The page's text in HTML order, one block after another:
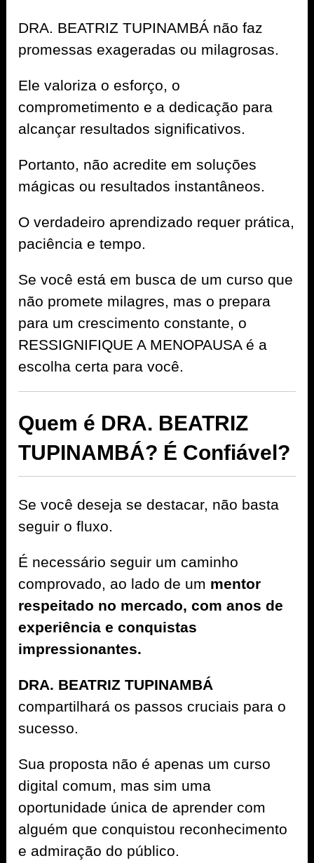
DRA. BEATRIZ TUPINAMBÁ não faz
promessas exageradas ou milagrosas.
Ele valoriza o esforço, o
comprometimento e a dedicação para
alcançar resultados significativos.
Portanto, não acredite em soluções
mágicas ou resultados instantâneos.
O verdadeiro aprendizado requer prática,
paciência e tempo.
Se você está em busca de um curso que
não promete milagres, mas o prepara
para um crescimento constante, o
RESSIGNIFIQUE A MENOPAUSA é a
escolha certa para você.
Quem é DRA. BEATRIZ
TUPINAMBÁ? É Confiável?
Se você deseja se destacar, não basta
seguir o fluxo.
É necessário seguir um caminho
comprovado, ao lado de um mentor
respeitado no mercado, com anos de
experiência e conquistas
impressionantes.
DRA. BEATRIZ TUPINAMBÁ
compartilhará os passos cruciais para o
sucesso.
Sua proposta não é apenas um curso
digital comum, mas sim uma
oportunidade única de aprender com
alguém que conquistou reconhecimento
e admiração do público.